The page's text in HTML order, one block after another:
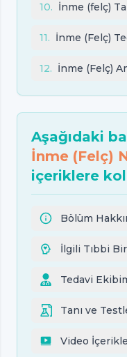
10. İnme (felç)
11. İnme (Felç)
12. İnme (Felç)
Aşağıdaki
İnme (Felç)
içeriklere
Bölüm
İlgili Tıbbi
Tedavi
Tanı ve
Video